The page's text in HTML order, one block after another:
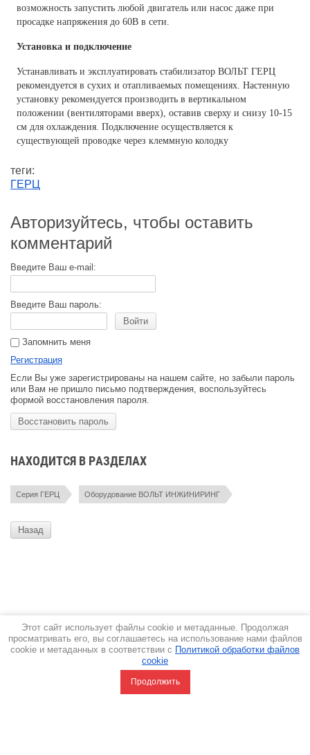
Этот сайт использует файлы cookie и метаданные. Продолжая
просматривать его, вы соглашаетесь на использование нами файлов
cookie и метаданных в соответствии с Политикой обработки файлов
cookie
Продолжить
возможность запустить любой двигатель или насос даже при
просадке напряжения до 60В в сети.
Установка и подключение
Устанавливать и эксплуатировать стабилизатор ВОЛЬТ ГЕРЦ
рекомендуется в сухих и отапливаемых помещениях. Настенную
установку рекомендуется производить в вертикальном
положении (вентиляторами вверх), оставив сверху и снизу 10-15
см для охлаждения. Подключение осуществляется к
существующей проводке через клеммную колодку
теги:
ГЕРЦ
Авторизуйтесь, чтобы оставить
комментарий
Введите Ваш e-mail:
Введите Ваш пароль:
Войти
Запомнить меня
Регистрация
Если Вы уже зарегистрированы на нашем сайте, но забыли пароль
или Вам не пришло письмо подтверждения, воспользуйтесь
формой восстановления пароля.
Восстановить пароль
НАХОДИТСЯ В РАЗДЕЛАХ
Серия ГЕРЦ Оборудование ВОЛЬТ ИНЖИНИРИНГ
Назад
0